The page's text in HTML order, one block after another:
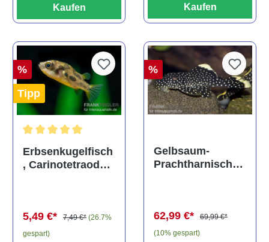
Kaufen Kaufen
%
Tipp
Durchschnittliche Bewertung von 5 von 5 Sternen
Erbsenkugelfisch
, Carinotetraodon
5,49 €* 7,49 €* (26.7%
gespart)
%
Gelbsaum-
Prachtharnischw
62,99 €*
69,99 €*
(10% gespart)